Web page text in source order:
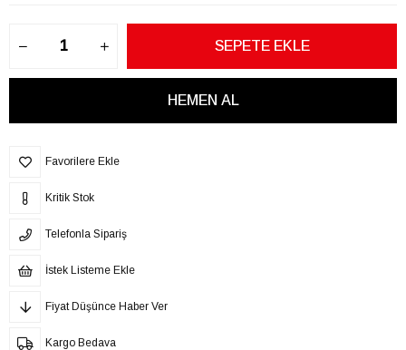
Favorilere Ekle
Kritik Stok
Telefonla Sipariş
İstek Listeme Ekle
Fiyat Düşünce Haber Ver
Kargo Bedava